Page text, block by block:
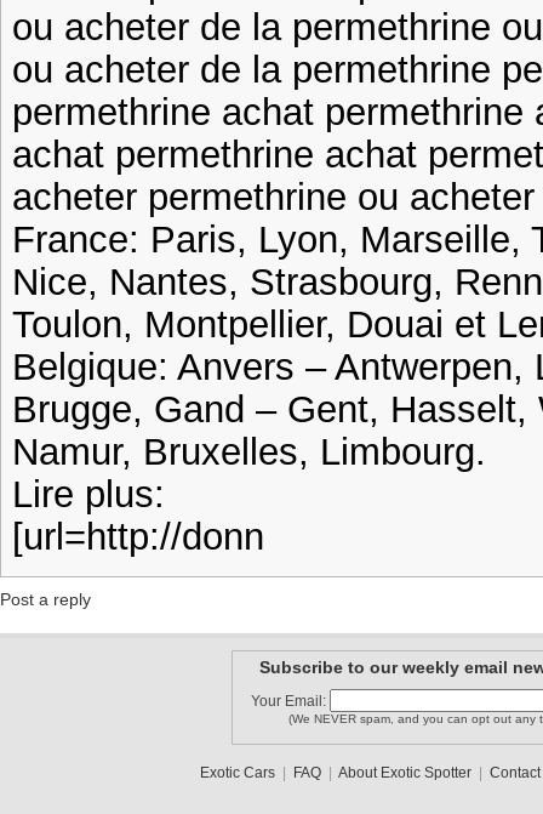
ou acheter de la permethrine
ou acheter de la permethrine
permethrine achat permethrine
achat permethrine achat
acheter permethrine ou
France: Paris, Lyon, Marseille,
Nice, Nantes, Strasbourg,
Toulon, Montpellier, Douai et
Belgique: Anvers –
Brugge, Gand – Gent,
Namur, Bruxelles, Limbourg.
Lire plus:
[url=http://donn
Post a reply
Subscribe to our weekly email
Your Email:
(We NEVER spam, and you can opt out any
Exotic Cars| FAQ| About Exotic Spotter| Contact